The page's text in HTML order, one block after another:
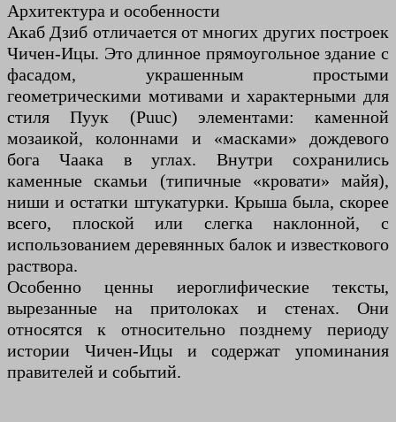
Архитектура и особенности
Акаб Дзиб отличается от многих других построек
Чичен-Ицы. Это длинное прямоугольное здание с
фасадом, украшенным простыми
геометрическими мотивами и характерными для
стиля Пуук (Puuc) элементами: каменной
мозаикой, колоннами и «масками» дождевого
бога Чаака в углах. Внутри сохранились
каменные скамьи (типичные «кровати» майя),
ниши и остатки штукатурки. Крыша была, скорее
всего, плоской или слегка наклонной, с
использованием деревянных балок и известкового
раствора.
Особенно ценны иероглифические тексты,
вырезанные на притолоках и стенах. Они
относятся к относительно позднему периоду
истории Чичен-Ицы и содержат упоминания
правителей и событий.